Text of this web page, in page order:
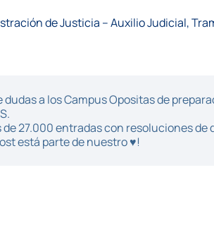
de Justicia – Auxilio Judicial,
a los Campus Opositas de
27.000 entradas con resoluciones
está parte de nuestro ♥!